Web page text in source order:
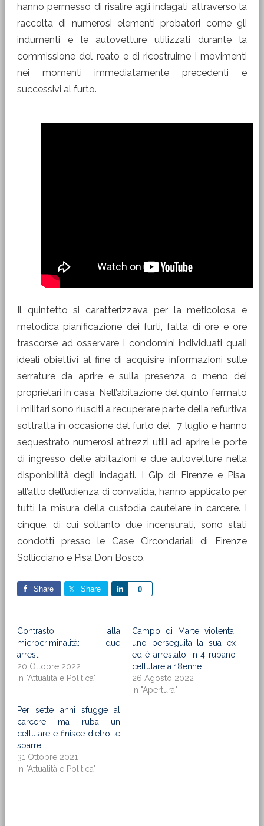
hanno permesso di risalire agli indagati attraverso la
raccolta di numerosi elementi probatori come gli
indumenti e le autovetture utilizzati durante la
commissione del reato e di ricostruirne i movimenti
nei momenti immediatamente precedenti e
successivi al furto.
Il quintetto si caratterizzava per la meticolosa e
metodica pianificazione dei furti, fatta di ore e ore
trascorse ad osservare i condomini individuati quali
ideali obiettivi al fine di acquisire informazioni sulle
serrature da aprire e sulla presenza o meno dei
proprietari in casa. Nell’abitazione del quinto fermato
i militari sono riusciti a recuperare parte della refurtiva
sottratta in occasione del furto del 7 luglio e hanno
sequestrato numerosi attrezzi utili ad aprire le porte
di ingresso delle abitazioni e due autovetture nella
disponibilità degli indagati. I Gip di Firenze e Pisa,
all’atto dell’udienza di convalida, hanno applicato per
tutti la misura della custodia cautelare in carcere. I
cinque, di cui soltanto due incensurati, sono stati
condotti presso le Case Circondariali di Firenze
Sollicciano e Pisa Don Bosco.
Share Share 0
Share
Contrasto alla
microcriminalità: due
arresti
20 Ottobre 2022
In "Attualità e Politica"
Campo di Marte violenta:
uno perseguita la sua ex
ed è arrestato, in 4 rubano
cellulare a 18enne
26 Agosto 2022
In "Apertura"
Per sette anni sfugge al
carcere ma ruba un
cellulare e finisce dietro le
sbarre
31 Ottobre 2021
In "Attualità e Politica"